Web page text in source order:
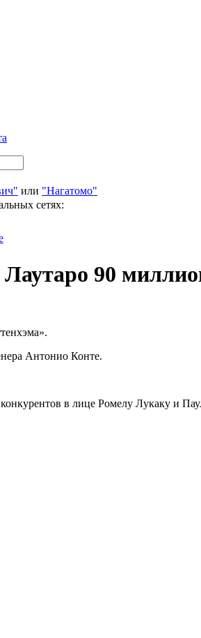
или "Нагатомо"
сетях:
90
Антонио Конте.
в лице Ромелу Лукаку и